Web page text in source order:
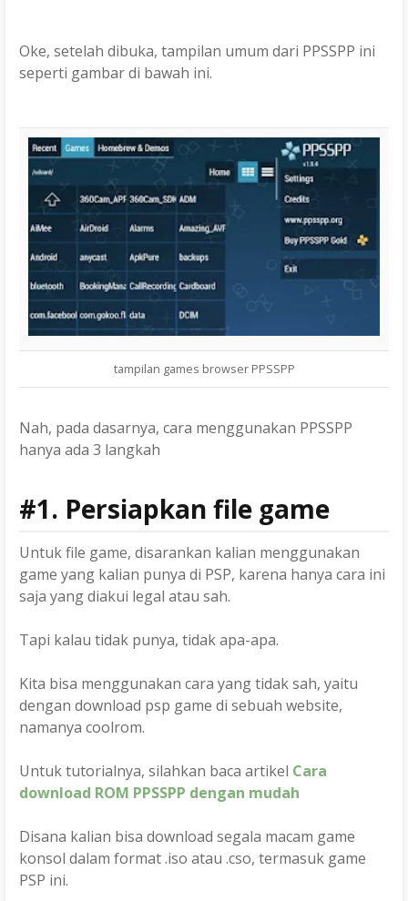
Oke, setelah dibuka, tampilan umum dari PPSSPP ini
seperti gambar di bawah ini.
tampilan games browser PPSSPP
Nah, pada dasarnya, cara menggunakan PPSSPP
hanya ada 3 langkah
#1. Persiapkan file game
Untuk file game, disarankan kalian menggunakan
game yang kalian punya di PSP, karena hanya cara ini
saja yang diakui legal atau sah.
Tapi kalau tidak punya, tidak apa-apa.
Kita bisa menggunakan cara yang tidak sah, yaitu
dengan download psp game di sebuah website,
namanya coolrom.
Untuk tutorialnya, silahkan baca artikel Cara
download ROM PPSSPP dengan mudah
Disana kalian bisa download segala macam game
konsol dalam format .iso atau .cso, termasuk game
PSP ini.